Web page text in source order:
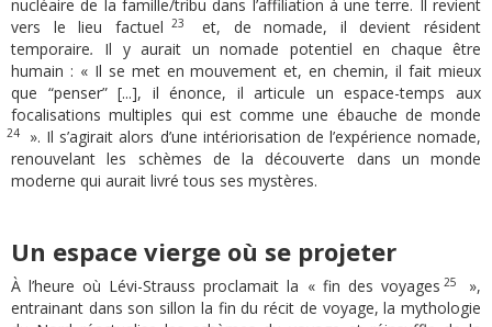
nucléaire de la famille/tribu dans l’affiliation à une terre. Il revient
vers le lieu factuel23
et, de nomade, il devient résident
temporaire. Il y aurait un nomade potentiel en chaque être
humain : « Il se met en mouvement et, en chemin, il fait mieux
que “penser” [...], il énonce, il articule un espace-temps aux
focalisations multiples qui est comme une ébauche de monde
24 ». Il s’agirait alors d’une intériorisation de l’expérience nomade,
renouvelant les schèmes de la découverte dans un monde
moderne qui aurait livré tous ses mystères.
Un espace vierge où se projeter
À l’heure où Lévi-Strauss proclamait la « fin des voyages25
»,
entrainant dans son sillon la fin du récit de voyage, la mythologie